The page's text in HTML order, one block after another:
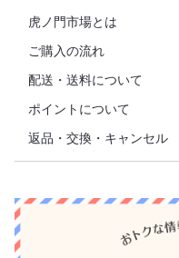
虎ノ門市場とは
ご購入の流れ
配送・送料について
ポイントについて
返品・交換・キャンセル